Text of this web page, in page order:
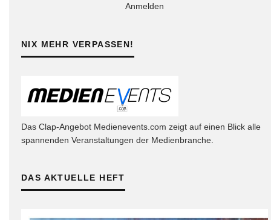
Anmelden
NIX MEHR VERPASSEN!
Das Clap-Angebot Medienevents.com zeigt auf einen Blick alle
spannenden Veranstaltungen der Medienbranche.
DAS AKTUELLE HEFT